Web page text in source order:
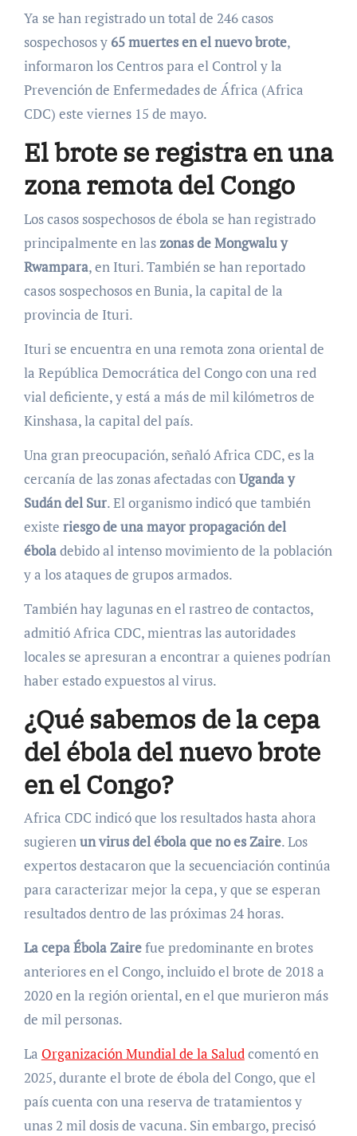
Ya se han registrado un total de 246 casos
sospechosos y 65 muertes en el nuevo brote,
informaron los Centros para el Control y la
Prevención de Enfermedades de África (Africa
CDC) este viernes 15 de mayo.
El brote se registra en una
zona remota del Congo
Los casos sospechosos de ébola se han registrado
principalmente en las zonas de Mongwalu y
Rwampara, en Ituri. También se han reportado
casos sospechosos en Bunia, la capital de la
provincia de Ituri.
Ituri se encuentra en una remota zona oriental de
la República Democrática del Congo con una red
vial deficiente, y está a más de mil kilómetros de
Kinshasa, la capital del país.
Una gran preocupación, señaló Africa CDC, es la
cercanía de las zonas afectadas con Uganda y
Sudán del Sur. El organismo indicó que también
existe riesgo de una mayor propagación del
éboladebido al intenso movimiento de la población
y a los ataques de grupos armados.
También hay lagunas en el rastreo de contactos,
admitió Africa CDC, mientras las autoridades
locales se apresuran a encontrar a quienes podrían
haber estado expuestos al virus.
¿Qué sabemos de la cepa
del ébola del nuevo brote
en el Congo?
Africa CDC indicó que los resultados hasta ahora
sugierenun virus del ébola que no es Zaire. Los
expertos destacaron que la secuenciación continúa
para caracterizar mejor la cepa, y que se esperan
resultados dentro de las próximas 24 horas.
La cepa Ébola Zairefue predominante en brotes
anteriores en el Congo, incluido el brote de 2018 a
2020 en la región oriental, en el que murieron más
de mil personas.
La Organización Mundial de la Saludcomentó en
2025, durante el brote de ébola del Congo, que el
país cuenta con una reserva de tratamientos y
unas 2 mil dosis de vacuna. Sin embargo, precisó